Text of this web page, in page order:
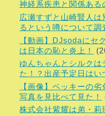
神経系疾患と関係ある
広瀬すずと山崎賢人
るという噂について調
【動画】DJsodaにセ
は日本の恥と炎上！
ゆんちゃんとシルクは
た！？出産予定日はい
【画像】ベッキーの
写真を見比べて見た！
株式会社紫耀は弟・